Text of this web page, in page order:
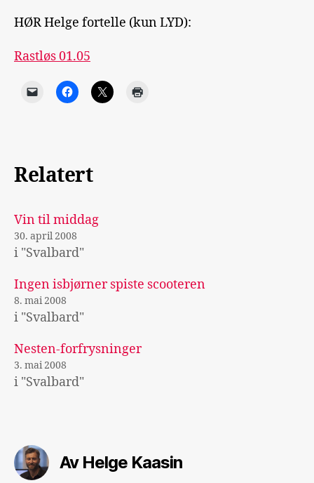
HØR Helge fortelle (kun LYD):
Rastløs 01.05
Relatert
Vin til middag
30. april 2008
i "Svalbard"
Ingen isbjørner spiste scooteren
8. mai 2008
i "Svalbard"
Nesten-forfrysninger
3. mai 2008
i "Svalbard"
Av Helge Kaasin